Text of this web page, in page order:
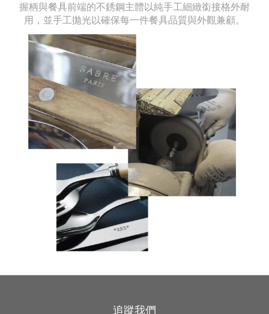
握柄與餐具前端的不銹鋼主體以純手工細緻銜接格外耐
用，並手工拋光以確保每一件餐具品質與外觀兼顧。
追蹤我們